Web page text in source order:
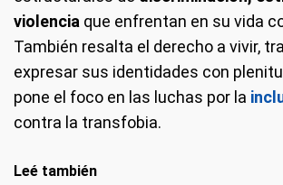
violencia que enfrentan en su vida
También resalta el derecho a vivir,
expresar sus identidades con
pone el foco en las luchas por la
contra la transfobia.
Leé también